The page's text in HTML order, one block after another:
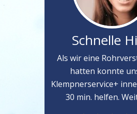
Schnelle
Als wir eine
hatten konnte
Klempnerservice+
30 min. helfen.